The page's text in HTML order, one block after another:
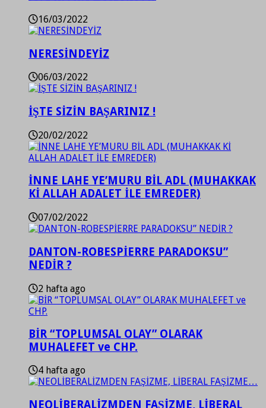
16/03/2022
NERESİNDEYİZ
06/03/2022
İŞTE SİZİN BAŞARINIZ !
20/02/2022
İNNE LAHE YE’MURU BİL ADL (MUHAKKAK
Kİ ALLAH ADALET İLE EMREDER)
07/02/2022
DANTON-ROBESPİERRE PARADOKSU”
NEDİR ?
2 hafta ago
BİR “TOPLUMSAL OLAY” OLARAK
MUHALEFET ve CHP.
4 hafta ago
NEOLİBERALİZMDEN FAŞİZME, LİBERAL